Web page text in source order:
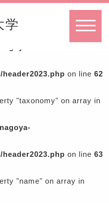
"term_id" on array in
on line 62
"taxonomy" on array in
on line 63
"name" on array in
学